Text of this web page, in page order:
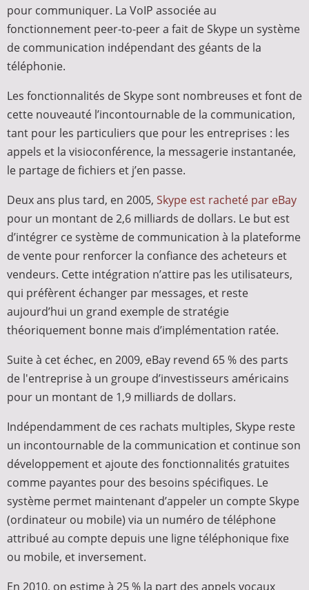
pour communiquer. La VoIP associée au
fonctionnement peer-to-peer a fait de Skype un système
de communication indépendant des géants de la
téléphonie.
Les fonctionnalités de Skype sont nombreuses et font de
cette nouveauté l’incontournable de la communication,
tant pour les particuliers que pour les entreprises : les
appels et la visioconférence, la messagerie instantanée,
le partage de fichiers et j’en passe.
Deux ans plus tard, en 2005, Skype est racheté par eBay
pour un montant de 2,6 milliards de dollars. Le but est
d’intégrer ce système de communication à la plateforme
de vente pour renforcer la confiance des acheteurs et
vendeurs. Cette intégration n’attire pas les utilisateurs,
qui préfèrent échanger par messages, et reste
aujourd’hui un grand exemple de stratégie
théoriquement bonne mais d’implémentation ratée.
Suite à cet échec, en 2009, eBay revend 65 % des parts
de l'entreprise à un groupe d’investisseurs américains
pour un montant de 1,9 milliards de dollars.
Indépendamment de ces rachats multiples, Skype reste
un incontournable de la communication et continue son
développement et ajoute des fonctionnalités gratuites
comme payantes pour des besoins spécifiques. Le
système permet maintenant d’appeler un compte Skype
(ordinateur ou mobile) via un numéro de téléphone
attribué au compte depuis une ligne téléphonique fixe
ou mobile, et inversement.
En 2010, on estime à 25 % la part des appels vocaux